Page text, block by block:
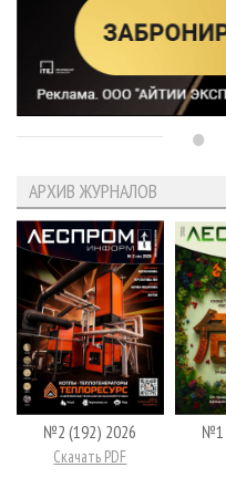
АРХИВ ЖУРНАЛОВ
№2 (192) 2026
Скачать PDF
№1